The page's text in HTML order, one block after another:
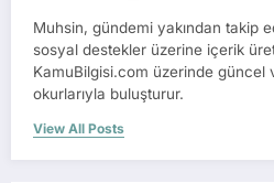
Muhsin, gündemi yakından takip
sosyal destekler üzerine içerik
KamuBilgisi.com üzerinde güncel
okurlarıyla buluşturur.
View All Posts